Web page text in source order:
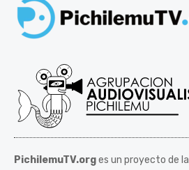
PichilemuTV.orges un proyecto de la